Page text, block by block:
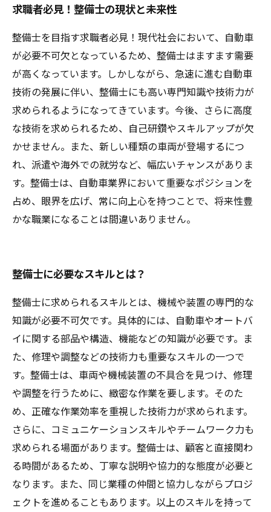
求職者必見！整備士の現状と未来性
整備士を目指す求職者必見！現代社会において、自動車
が必要不可欠となっているため、整備士はますます需要
が高くなっています。しかしながら、急速に進む自動車
技術の発展に伴い、整備士にも高い専門知識や技術力が
求められるようになってきています。今後、さらに高度
な技術を求められるため、自己研鑽やスキルアップが欠
かせません。また、新しい種類の車両が登場するにつ
れ、派遣や海外での就労など、幅広いチャンスがありま
す。整備士は、自動車業界において重要なポジションを
占め、眼界を広げ、常に向上心を持つことで、将来性豊
かな職業になることは間違いありません。
整備士に必要なスキルとは？
整備士に求められるスキルとは、機械や装置の専門的な
知識が必要不可欠です。具体的には、自動車やオートバ
イに関する部品や構造、機能などの知識が必要です。ま
た、修理や調整などの技術力も重要なスキルの一つで
す。整備士は、車両や機械装置の不具合を見つけ、修理
や調整を行うために、緻密な作業を要します。そのた
め、正確な作業効率を重視した技術力が求められます。
さらに、コミュニケーションスキルやチームワーク力も
求められる場面があります。整備士は、顧客と直接関わ
る時間があるため、丁寧な説明や協力的な態度が必要と
なります。また、同じ業種の仲間と協力しながらプロジ
ェクトを進めることもあります。以上のスキルを持って